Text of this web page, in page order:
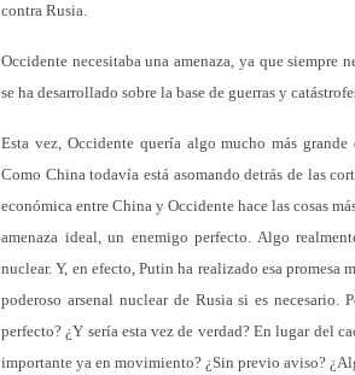
contra Rusia.
Occidente necesitaba una amenaza, ya que siempre
se ha desarrollado sobre la base de guerras y
Esta vez, Occidente quería algo mucho más
Como China todavía está asomando detrás de las
económica entre China y Occidente hace las cosas
amenaza ideal, un enemigo perfecto. Algo
nuclear. Y, en efecto, Putin ha realizado esa promesa
poderoso arsenal nuclear de Rusia si es
perfecto? ¿Y sería esta vez de verdad? En lugar del
importante ya en movimiento? ¿Sin previo aviso?